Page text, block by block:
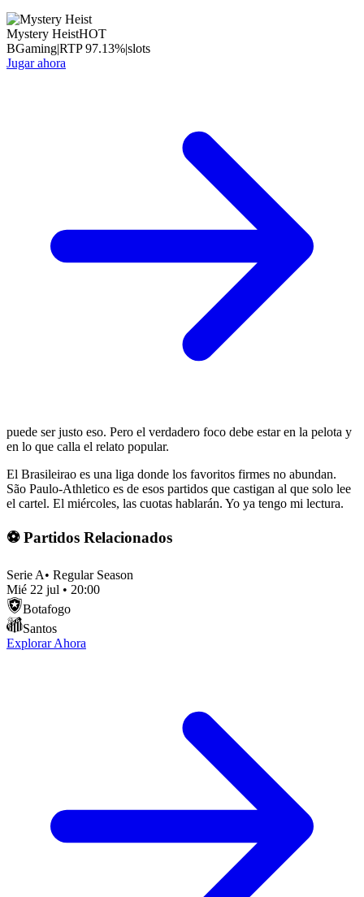
Mystery HeistHOT
BGaming|RTP97.13%|slots
Jugar ahora
puede ser justo eso. Pero el verdadero foco debe estar en la pelota y
en lo que calla el relato popular.
El Brasileirao es una liga donde los favoritos firmes no abundan.
São Paulo-Athletico es de esos partidos que castigan al que solo lee
el cartel. El miércoles, las cuotas hablarán. Yo ya tengo mi lectura.
⚽ Partidos Relacionados
Serie A• Regular Season
Mié 22 jul • 20:00
Botafogo
Santos
Explorar Ahora